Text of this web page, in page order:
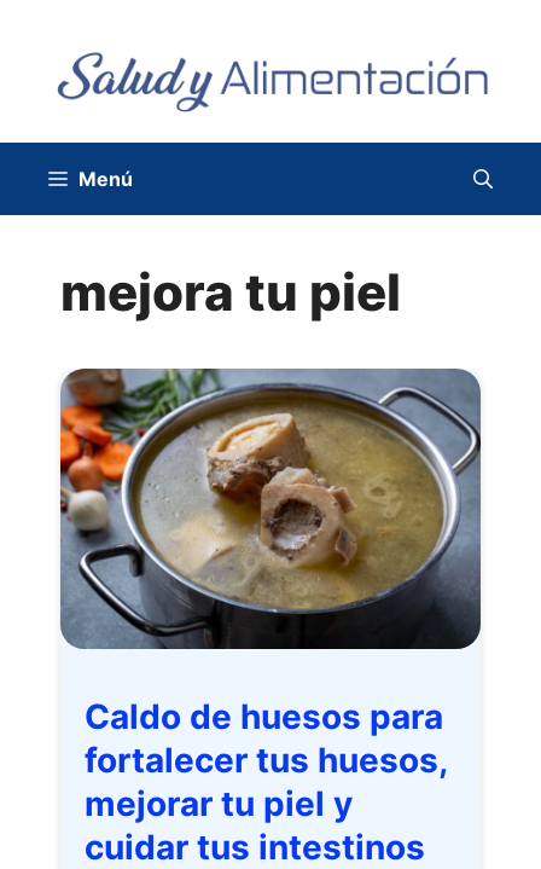
contenido
Menú
mejora tu piel
Caldo de huesos para
fortalecer tus huesos,
mejorar tu piel y
cuidar tus intestinos